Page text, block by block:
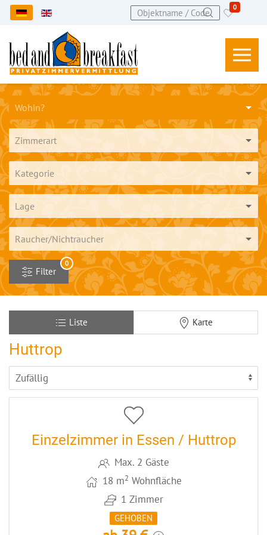
Sprache auswählen 0
Wohin?
Zimmerart
Kategorie
Lage
Raucher/Nichtraucher
Filter
0
Liste Karte
Huttrop
4 CODE: WALEZ
Einzelzimmer in Essen / Huttrop
Max. 2 Gäste
18 m2 Wohnfläche
1 Zimmer
GEHOBEN